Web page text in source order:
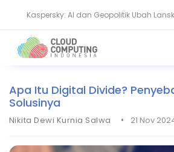
Kaspersky: AI dan Geopolitik Ubah
Ransomware Meningkat, Pakar Telkom
Apa Itu Digital Divide?
Solusinya
Nikita Dewi Kurnia Salwa • 21 Nov